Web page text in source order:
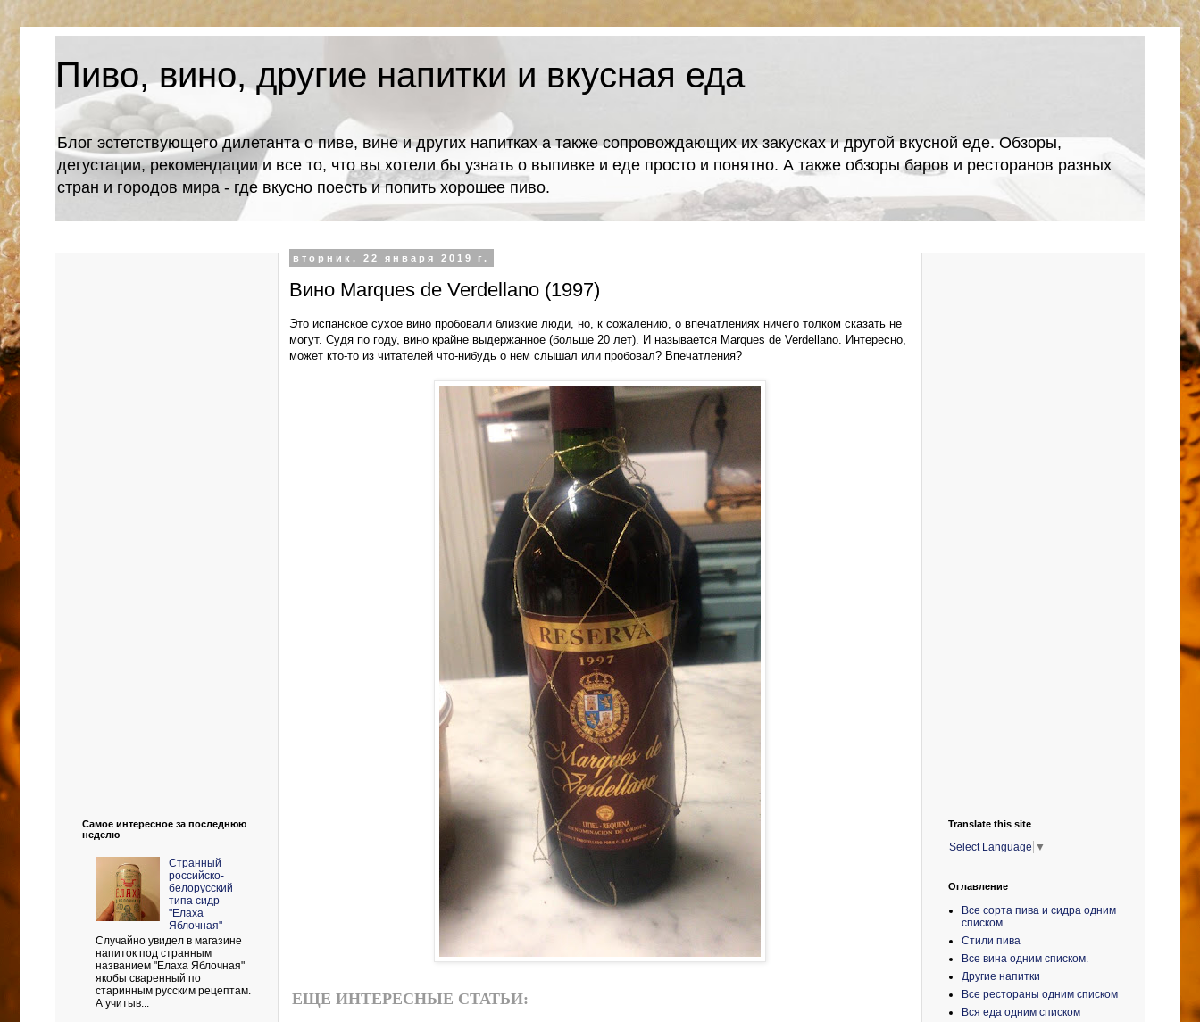
Пиво, вино, другие напитки и вкусная еда
Блог эстетствующего дилетанта о пиве, вине и других напитках а также сопровождающих их закусках и другой вкусной еде. Обзоры,
дегустации, рекомендации и все то, что вы хотели бы узнать о выпивке и еде просто и понятно. А также обзоры баров и ресторанов разных
стран и городов мира - где вкусно поесть и попить хорошее пиво.
вторник, 22 января 2019 г.
Вино Marques de Verdellano (1997)
Это испанское сухое вино пробовали близкие люди, но, к сожалению, о впечатлениях ничего толком сказать не
могут. Судя по году, вино крайне выдержанное (больше 20 лет). И называется Marques de Verdellano. Интересно,
может кто-то из читателей что-нибудь о нем слышал или пробовал? Впечатления?
ЕЩЕ ИНТЕРЕСНЫЕ СТАТЬИ:
Самое интересное за последнюю
неделю
Странный
российско-
белорусский
типа сидр
"Елаха
Яблочная"
Случайно увидел в магазине
напиток под странным
названием "Елаха Яблочная"
якобы сваренный по
старинным русским рецептам.
А учитыв...
Translate this site
Select Language ▼
Оглавление
Все сорта пива и сидра одним
списком.
Стили пива
Все вина одним списком.
Другие напитки
Все рестораны одним списком
Вся еда одним списком